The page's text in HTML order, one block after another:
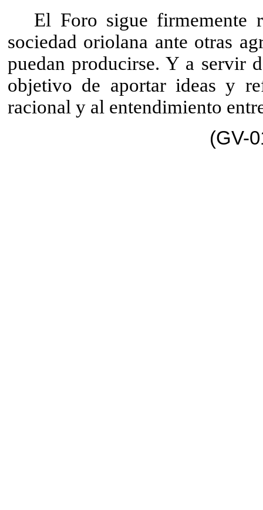
El Foro sigue firmemente
sociedad oriolana ante otras
puedan producirse. Y a servir
objetivo de aportar ideas y
racional y al entendimiento
(GV-